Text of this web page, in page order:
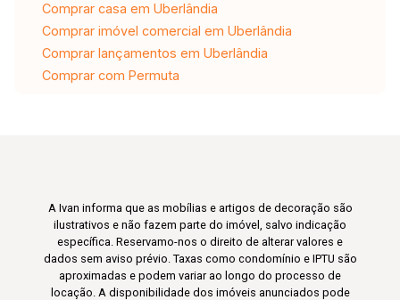
Comprar casa em Uberlândia
Comprar imóvel comercial em Uberlândia
Comprar lançamentos em Uberlândia
Comprar com Permuta
A Ivan informa que as mobílias e artigos de decoração são
ilustrativos e não fazem parte do imóvel, salvo indicação
específica. Reservamo-nos o direito de alterar valores e
dados sem aviso prévio. Taxas como condomínio e IPTU são
aproximadas e podem variar ao longo do processo de
locação. A disponibilidade dos imóveis anunciados pode